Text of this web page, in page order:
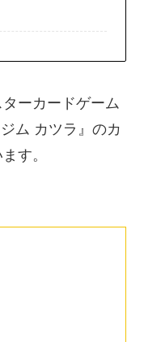
ーカードゲーム
ム カツラ』のカ
す。